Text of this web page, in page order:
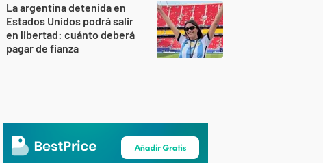
La argentina detenida en
Estados Unidos podrá salir
en libertad: cuánto deberá
pagar de fianza